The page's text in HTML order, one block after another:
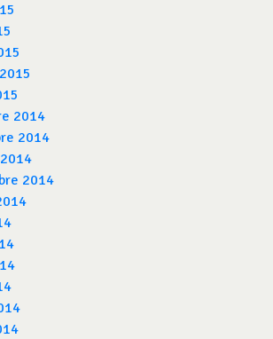
2014
2014
2014